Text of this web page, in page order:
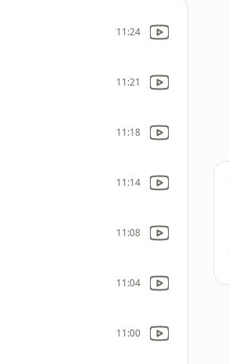
11:24
11:21
11:18
11:14
11:08
11:04
11:00